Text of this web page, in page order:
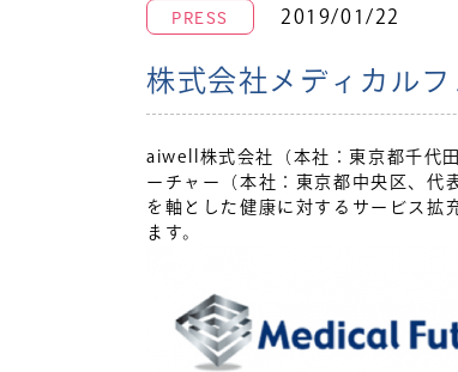
PRESS 2019/01/22
株式会社メディカル
aiwell株式会社（本社：東京都千代
ーチャー（本社：東京都中央区、代
を軸とした健康に対するサービス拡
ます。